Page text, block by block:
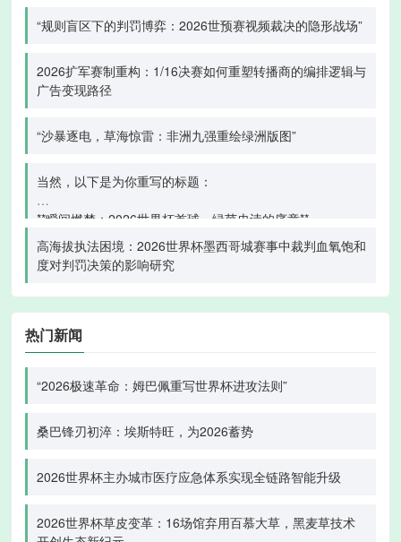
“规则盲区下的判罚博弈：2026世预赛视频裁决的隐形战场”
2026扩军赛制重构：1/16决赛如何重塑转播商的编排逻辑与
广告变现路径
“沙暴逐电，草海惊雷：非洲九强重绘绿洲版图”
当然，以下是为你重写的标题：
**瞬间燃梦：2026世界杯首球，绿茵史诗的序章**
高海拔执法困境：2026世界杯墨西哥城赛事中裁判血氧饱和
度对判罚决策的影响研究
热门新闻
“2026极速革命：姆巴佩重写世界杯进攻法则”
桑巴锋刃初淬：埃斯特旺，为2026蓄势
2026世界杯主办城市医疗应急体系实现全链路智能升级
2026世界杯草皮变革：16场馆弃用百慕大草，黑麦草技术